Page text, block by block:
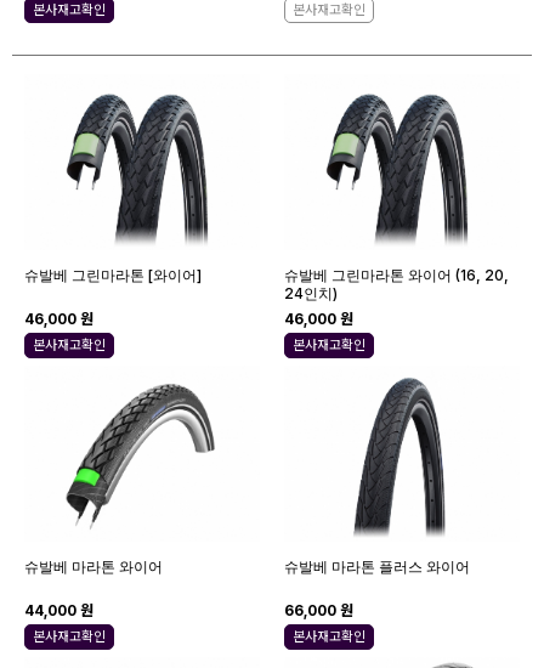
본사재고확인 본사재고확인
슈발베 그린마라톤 [와이어]
46,000 원
본사재고확인
슈발베 그린마라톤 와이어 (16, 20,
24인치)
46,000 원
본사재고확인
슈발베 마라톤 와이어
44,000 원
본사재고확인
슈발베 마라톤 플러스 와이어
66,000 원
본사재고확인